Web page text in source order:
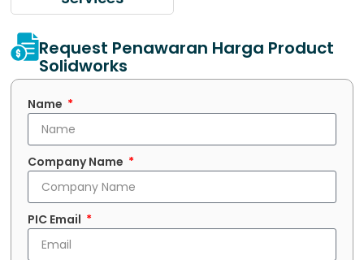
Request Penawaran Harga Product
Solidworks
Name
Company Name
PIC Email